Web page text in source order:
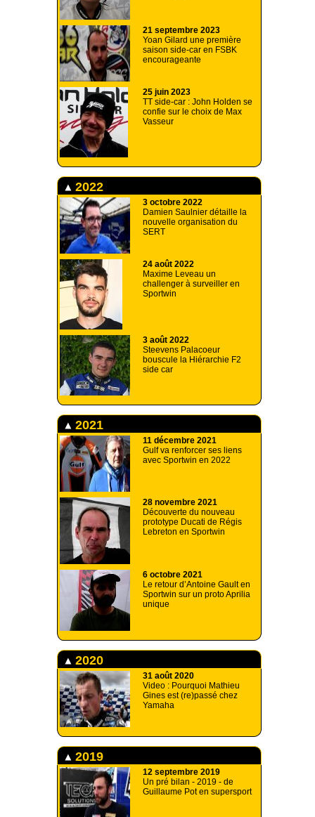
21 septembre 2023
Yoan Gilard une première
saison side-car en FSBK
encourageante
25 juin 2023
TT side-car : John Holden se
confie sur le choix de Max
Vasseur
2022
3 octobre 2022
Damien Saulnier détaille la
nouvelle organisation du
SERT
24 août 2022
Maxime Leveau un
challenger à surveiller en
Sportwin
3 août 2022
Steevens Palacoeur
bouscule la Hiérarchie F2
side car
2021
11 décembre 2021
Gulf va renforcer ses liens
avec Sportwin en 2022
28 novembre 2021
Découverte du nouveau
prototype Ducati de Régis
Lebreton en Sportwin
6 octobre 2021
Le retour d’Antoine Gault en
Sportwin sur un proto Aprilia
unique
2020
31 août 2020
Video : Pourquoi Mathieu
Gines est (re)passé chez
Yamaha
2019
12 septembre 2019
Un pré bilan - 2019 - de
Guillaume Pot en supersport